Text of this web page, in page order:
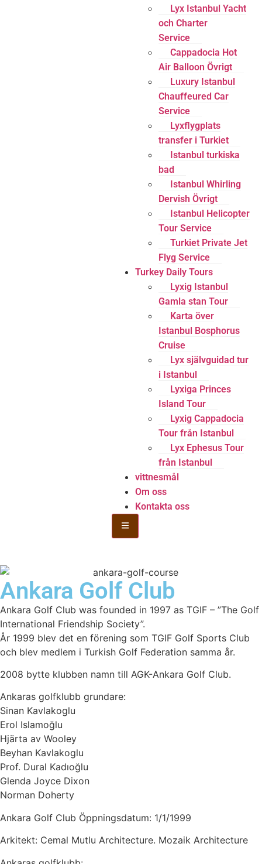
Lyx Istanbul Yacht
och Charter
Service
Cappadocia Hot
Air Balloon Övrigt
Luxury Istanbul
Chauffeured Car
Service
Lyxflygplats
transfer i Turkiet
Istanbul turkiska
bad
Istanbul Whirling
Dervish Övrigt
Istanbul Helicopter
Tour Service
Turkiet Private Jet
Flyg Service
Turkey Daily Tours
Lyxig Istanbul
Gamla stan Tour
Karta över
Istanbul Bosphorus
Cruise
Lyx självguidad tur
i Istanbul
Lyxiga Princes
Island Tour
Lyxig Cappadocia
Tour från Istanbul
Lyx Ephesus Tour
från Istanbul
vittnesmål
Om oss
Kontakta oss
Hamburger Toggle Menu
Ankara Golf Club
Ankara Golf Club was founded in 1997 as TGIF – ”The Golf
International Friendship Society”.
År 1999 blev det en förening som TGIF Golf Sports Club
och blev medlem i Turkish Golf Federation samma år.
2008 bytte klubben namn till AGK-Ankara Golf Club.
Ankaras golfklubb grundare:
Sinan Kavlakoglu
Erol Islamoğlu
Hjärta av Wooley
Beyhan Kavlakoglu
Prof. Dural Kadıoğlu
Glenda Joyce Dixon
Norman Doherty
Ankara Golf Club Öppningsdatum: 1/1/1999
Arkitekt: Cemal Mutlu Architecture. Mozaik Architecture